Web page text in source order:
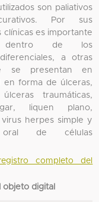
son paliativos
Por sus
clínicas es importante
dentro de los
a otras
se presentan en
en forma de úlceras,
traumáticas,
liquen plano,
herpes simple y
oral de células
completo del
objeto digital